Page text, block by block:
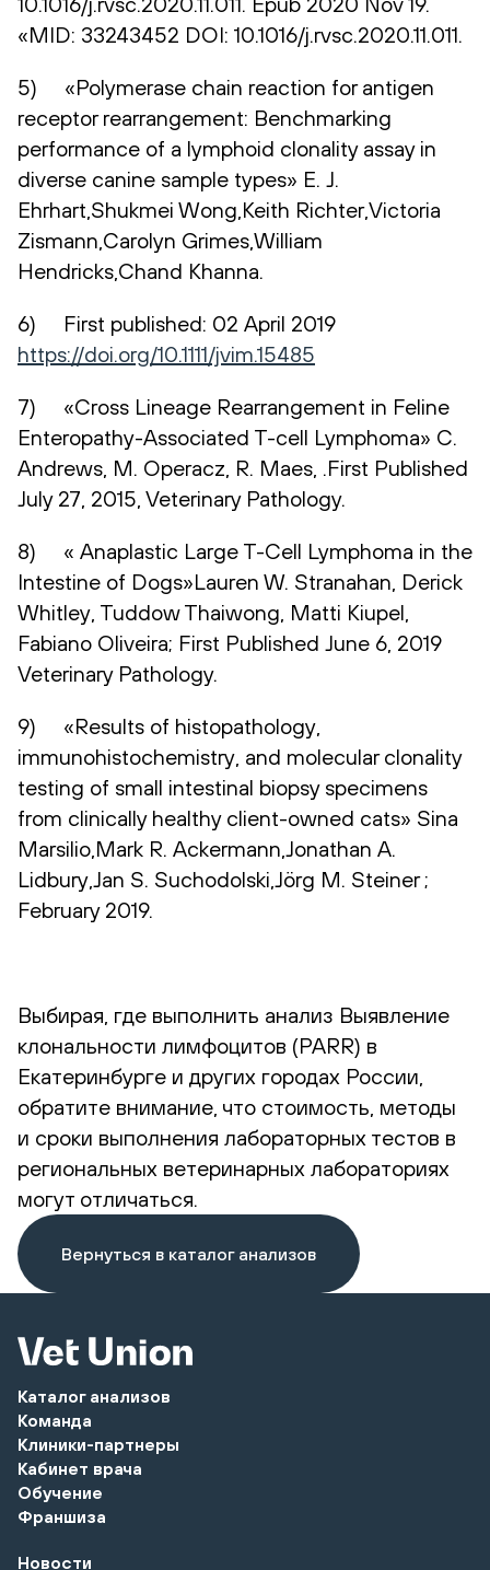
«MID: 33243452 DOI: 10.1016/j.rvsc.2020.11.011.
5) «Polymerase chain reaction for antigen
receptor rearrangement: Benchmarking
performance of a lymphoid clonality assay in
diverse canine sample types» E. J.
Ehrhart,Shukmei Wong,Keith Richter,Victoria
Zismann,Carolyn Grimes,William
Hendricks,Chand Khanna.
6) First published: 02 April 2019
https://doi.org/10.1111/jvim.15485
7) «Cross Lineage Rearrangement in Feline
Enteropathy-Associated T-cell Lymphoma» C.
Andrews, M. Operacz, R. Maes, .First Published
July 27, 2015, Veterinary Pathology.
8) « Anaplastic Large T-Cell Lymphoma in the
Intestine of Dogs»Lauren W. Stranahan, Derick
Whitley, Tuddow Thaiwong, Matti Kiupel,
Fabiano Oliveira; First Published June 6, 2019
Veterinary Pathology.
9) «Results of histopathology,
immunohistochemistry, and molecular clonality
testing of small intestinal biopsy specimens
from clinically healthy client-owned cats» Sina
Marsilio,Mark R. Ackermann,Jonathan A.
Lidbury,Jan S. Suchodolski,Jörg M. Steiner ;
February 2019.
Выбирая, где выполнить анализ Выявление
клональности лимфоцитов (PARR) в
Екатеринбурге и других городах России,
обратите внимание, что стоимость, методы
и сроки выполнения лабораторных тестов в
региональных ветеринарных лабораториях
могут отличаться.
Вернуться в каталог анализов
Каталог анализов
Команда
Клиники-партнеры
Кабинет врача
Обучение
Франшиза
Новости